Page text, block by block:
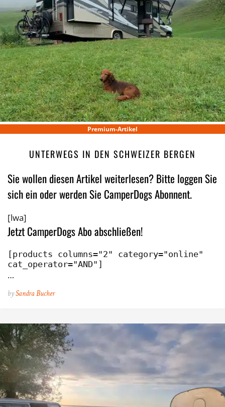
Premium-Artikel
UNTERWEGS IN DEN SCHWEIZER BERGEN
Sie wollen diesen Artikel weiterlesen? Bitte loggen Sie
sich ein oder werden Sie CamperDogs Abonnent.
[lwa]
Jetzt CamperDogs Abo abschließen!
[products columns="2" category="online"
cat_operator="AND"]
…
bySandra Bucher